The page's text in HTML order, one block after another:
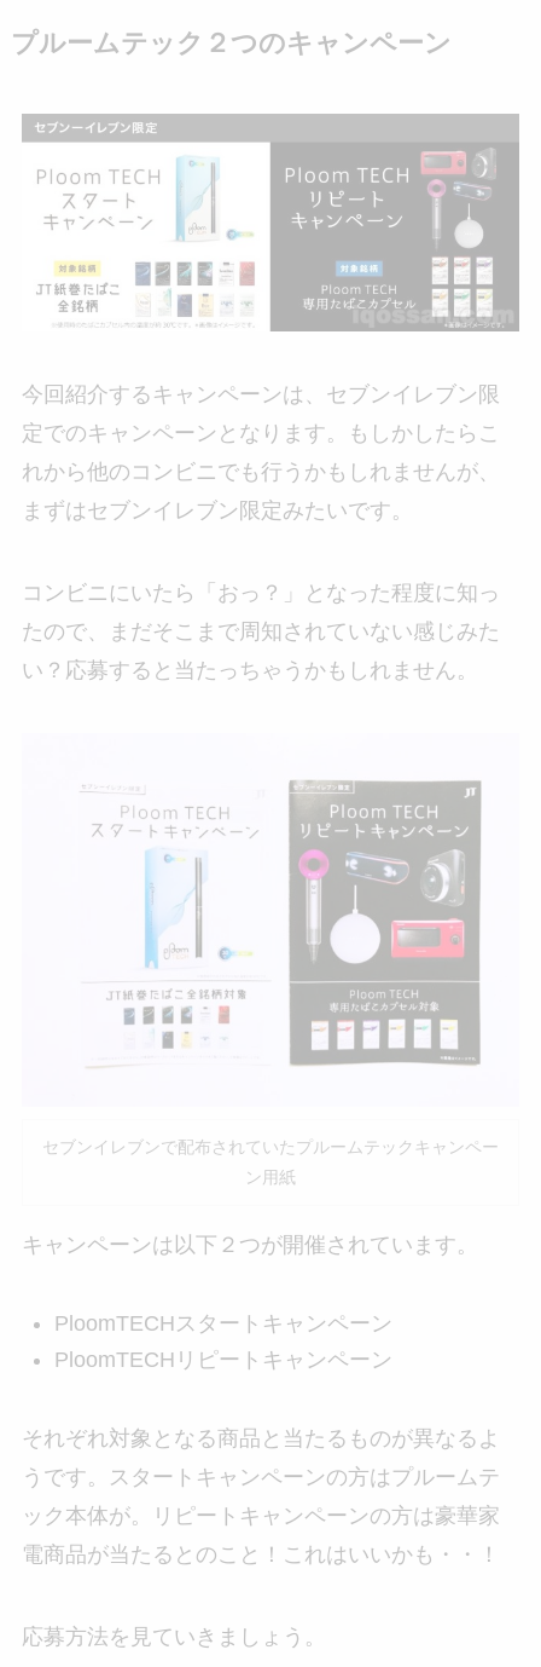
プルームテック２つのキャンペーン
今回紹介するキャンペーンは、セブンイレブン限
定でのキャンペーンとなります。もしかしたらこ
れから他のコンビニでも行うかもしれませんが、
まずはセブンイレブン限定みたいです。
コンビニにいたら「おっ？」となった程度に知っ
たので、まだそこまで周知されていない感じみた
い？応募すると当たっちゃうかもしれません。
セブンイレブンで配布されていたプルームテックキャンペー
ン用紙
キャンペーンは以下２つが開催されています。
PloomTECHスタートキャンペーン
PloomTECHリピートキャンペーン
それぞれ対象となる商品と当たるものが異なるよ
うです。スタートキャンペーンの方はプルームテ
ック本体が。リピートキャンペーンの方は豪華家
電商品が当たるとのこと！これはいいかも・・！
応募方法を見ていきましょう。